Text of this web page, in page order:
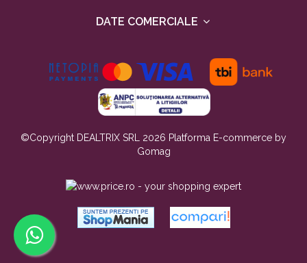
DATE COMERCIALE
©Copyright DEALTRIX SRL 2026 Platforma E-commerce by
Gomag